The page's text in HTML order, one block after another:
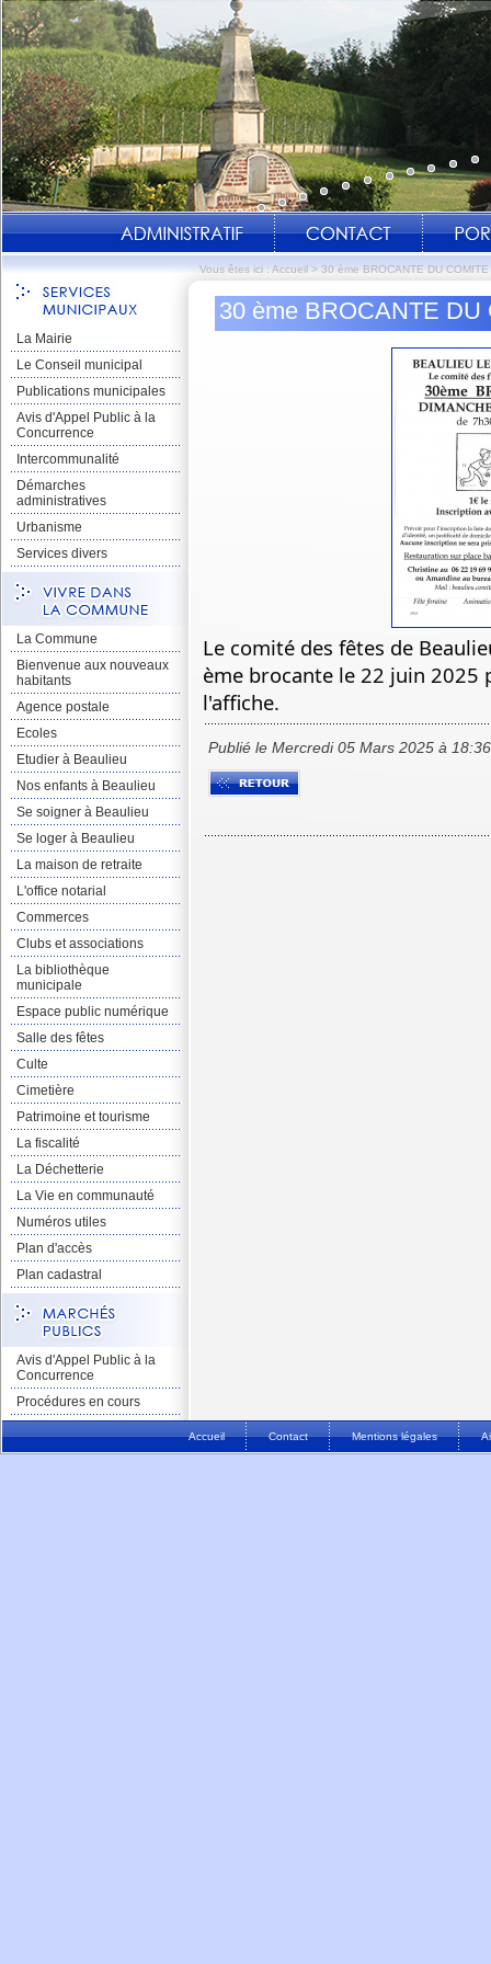
Vous êtes ici : Accueil > 30 ème BROCANTE DU
La Mairie
Le Conseil municipal
Publications municipales
Avis d'Appel Public à la
Concurrence
Intercommunalité
Démarches
administratives
Urbanisme
Services divers
La Commune
Bienvenue aux nouveaux
habitants
Agence postale
Ecoles
Etudier à Beaulieu
Nos enfants à Beaulieu
Se soigner à Beaulieu
Se loger à Beaulieu
La maison de retraite
L'office notarial
Commerces
Clubs et associations
La bibliothèque
municipale
Espace public numérique
Salle des fêtes
Culte
Cimetière
Patrimoine et tourisme
La fiscalité
La Déchetterie
La Vie en communauté
Numéros utiles
Plan d'accès
Plan cadastral
Avis d'Appel Public à la
Concurrence
Procédures en cours
30 ème BROCANTE
Le comité des fêtes de
ème brocante le 22 juin
l'affiche.
Publié le Mercredi 05 Mars 2025 à
Accueil Contact Mentions légales